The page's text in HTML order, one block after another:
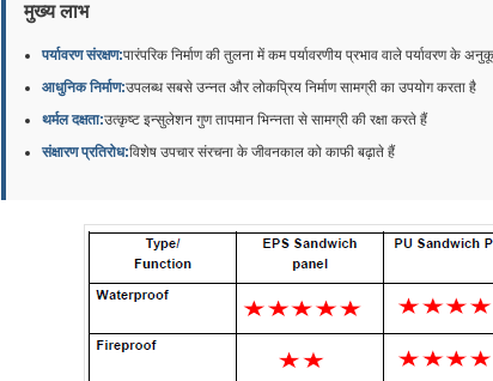
मुख्य लाभ
पर्यावरण संरक्षण:पारंपरिक निर्माण की तुलना में कम पर्यावरणीय प्रभाव वाले पर्यावरण के
आधुनिक निर्माण:उपलब्ध सबसे उन्नत और लोकप्रिय निर्माण सामग्री का उपयोग करता है
थर्मल दक्षता:उत्कृष्ट इन्सुलेशन गुण तापमान भिन्नता से सामग्री की रक्षा करते हैं
संक्षारण प्रतिरोध:विशेष उपचार संरचना के जीवनकाल को काफी बढ़ाते हैं